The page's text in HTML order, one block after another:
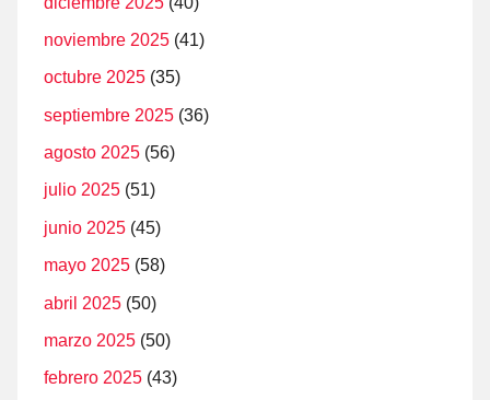
noviembre 2025 (41)
octubre 2025 (35)
septiembre 2025 (36)
agosto 2025 (56)
julio 2025 (51)
junio 2025 (45)
mayo 2025 (58)
abril 2025 (50)
marzo 2025 (50)
febrero 2025 (43)